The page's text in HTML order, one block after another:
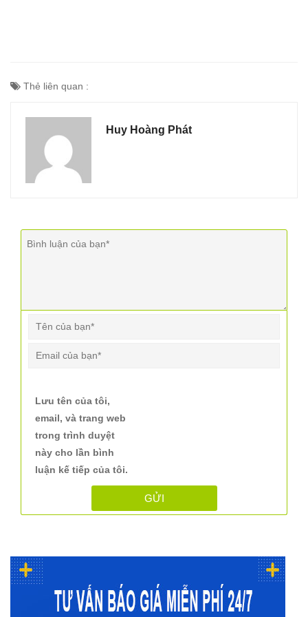
Thẻ liên quan :
Huy Hoàng Phát
Lưu tên của tôi,
email, và trang web
trong trình duyệt
này cho lần bình
luận kế tiếp của tôi.